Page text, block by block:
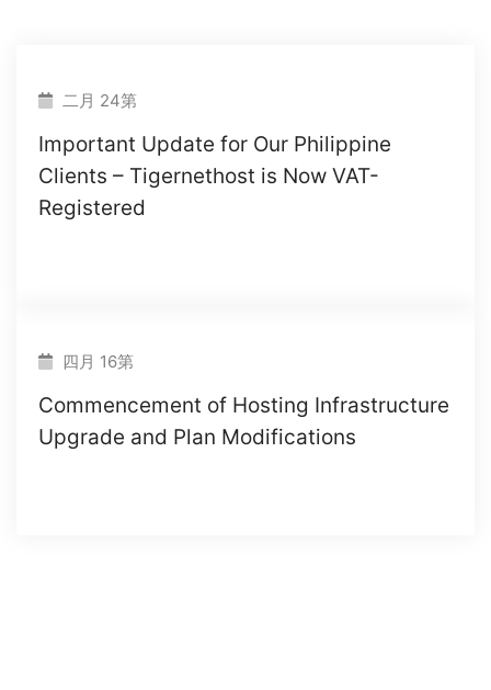
二月 24第
Important Update for Our Philippine
Clients – Tigernethost is Now VAT-
Registered
四月 16第
Commencement of Hosting Infrastructure
Upgrade and Plan Modifications